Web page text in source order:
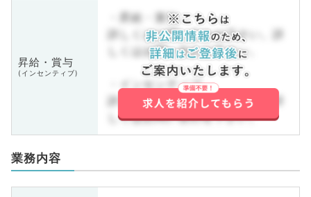
昇給・賞与
(インセンティブ)
・昇給・賞与
詳しくはお問い合わせ下さい。詳
しくはお問い合わせ下さい。
・インセンティブ
詳しくはお問い合わせ下さい。詳
しくはお問い合わせ下さい。
業務内容